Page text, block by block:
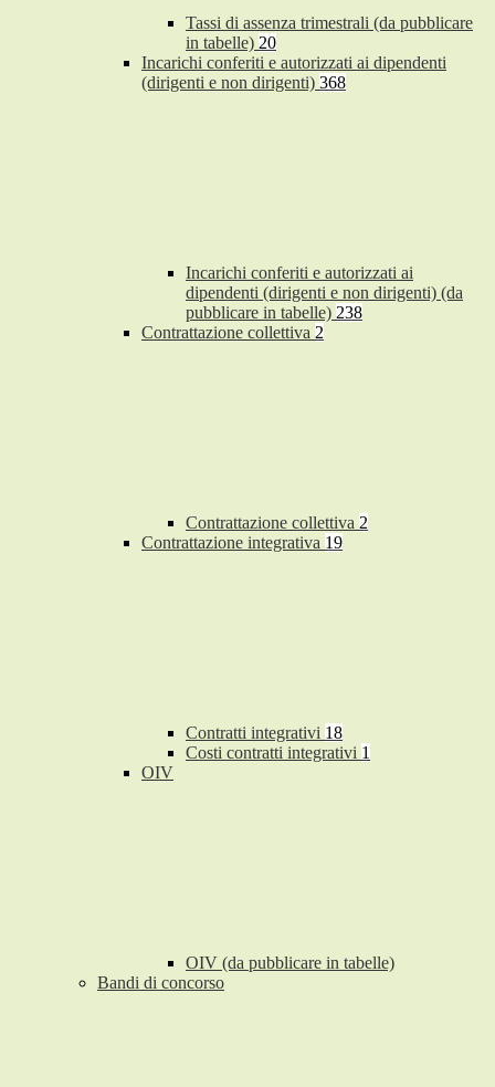
Tassi di assenza trimestrali (da pubblicare
in tabelle) 20
Incarichi conferiti e autorizzati ai dipendenti
(dirigenti e non dirigenti) 368
Incarichi conferiti e autorizzati ai
dipendenti (dirigenti e non dirigenti) (da
pubblicare in tabelle) 238
Contrattazione collettiva 2
Contrattazione collettiva 2
Contrattazione integrativa 19
Contratti integrativi 18
Costi contratti integrativi 1
OIV
OIV (da pubblicare in tabelle)
Bandi di concorso